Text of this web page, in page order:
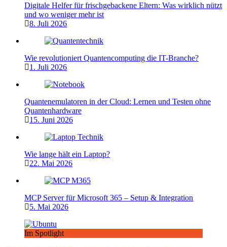
Digitale Helfer für frischgebackene Eltern: Was wirklich nützt
und wo weniger mehr ist
8. Juli 2026
Wie revolutioniert Quantencomputing die IT-Branche?
1. Juli 2026
Quantenemulatoren in der Cloud: Lernen und Testen ohne
Quantenhardware
15. Juni 2026
Wie lange hält ein Laptop?
22. Mai 2026
MCP Server für Microsoft 365 – Setup & Integration
5. Mai 2026
Im Spotlight